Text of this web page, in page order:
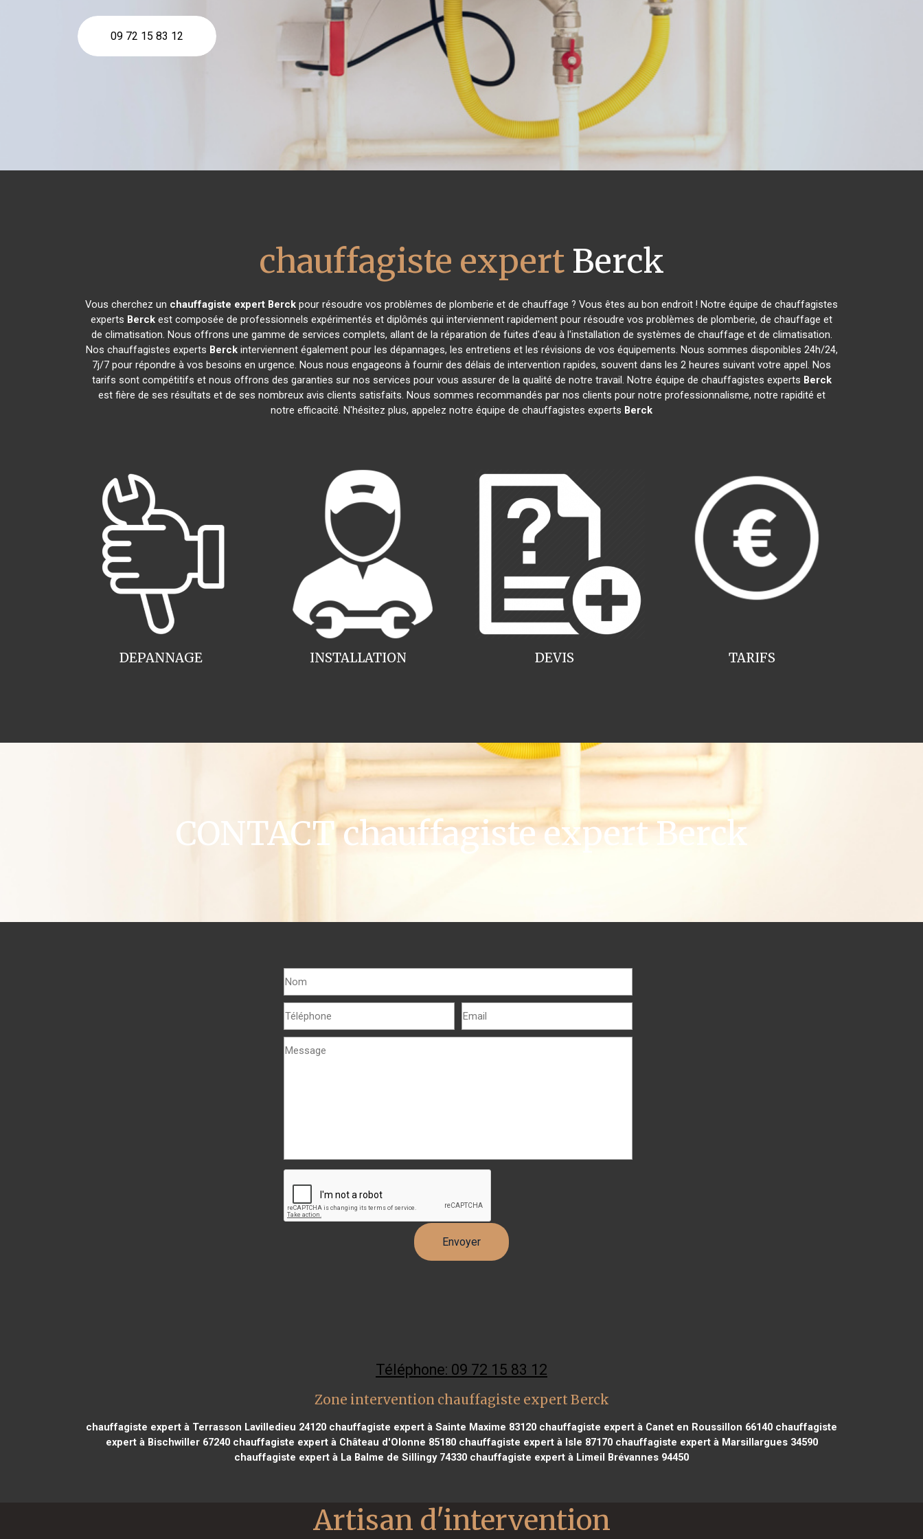
09 72 15 83 12
chauffagiste expert Berck
Vous cherchez un chauffagiste expert Berck pour résoudre vos problèmes de plomberie et de chauffage ? Vous êtes au bon endroit ! Notre équipe de chauffagistes
experts Berck est composée de professionnels expérimentés et diplômés qui interviennent rapidement pour résoudre vos problèmes de plomberie, de chauffage et
de climatisation. Nous offrons une gamme de services complets, allant de la réparation de fuites d'eau à l'installation de systèmes de chauffage et de climatisation.
Nos chauffagistes experts Berckinterviennent également pour les dépannages, les entretiens et les révisions de vos équipements. Nous sommes disponibles 24h/24,
7j/7 pour répondre à vos besoins en urgence. Nous nous engageons à fournir des délais de intervention rapides, souvent dans les 2 heures suivant votre appel. Nos
tarifs sont compétitifs et nous offrons des garanties sur nos services pour vous assurer de la qualité de notre travail. Notre équipe de chauffagistes experts Berck
est fière de ses résultats et de ses nombreux avis clients satisfaits. Nous sommes recommandés par nos clients pour notre professionnalisme, notre rapidité et
notre efficacité. N'hésitez plus, appelez notre équipe de chauffagistes experts Berck
INSTALLATION
DEPANNAGE TARIFS
DEVIS
CONTACT chauffagiste expert Berck
Téléphone: 09 72 15 83 12
Zone intervention chauffagiste expert Berck
chauffagiste expert à Terrasson Lavilledieu 24120 chauffagiste expert à Sainte Maxime 83120 chauffagiste expert à Canet en Roussillon 66140 chauffagiste
expert à Bischwiller 67240chauffagiste expert à Château d'Olonne 85180chauffagiste expert à Isle 87170chauffagiste expert à Marsillargues 34590
chauffagiste expert à La Balme de Sillingy 74330 chauffagiste expert à Limeil Brévannes 94450
Artisan d'intervention